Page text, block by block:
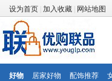
设为首页 加入收藏 网站地图
好物 居家好物 配饰推荐